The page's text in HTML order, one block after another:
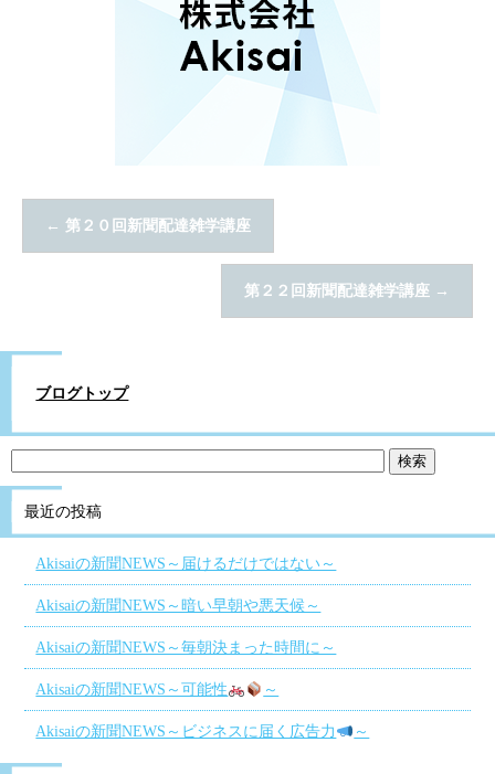
← 第２０回新聞配達雑学講座
第２２回新聞配達雑学講座 →
ブログトップ
最近の投稿
Akisaiの新聞NEWS～届けるだけではない～
Akisaiの新聞NEWS～暗い早朝や悪天候～
Akisaiの新聞NEWS～毎朝決まった時間に～
Akisaiの新聞NEWS～可能性 ～
Akisaiの新聞NEWS～ビジネスに届く広告力 ～